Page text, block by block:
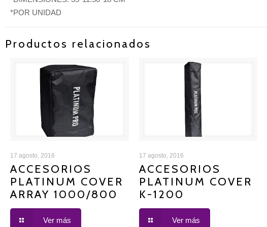
*POR UNIDAD
Productos relacionados
ACCESORIOS PLATINUM
COVER ARRAY 1000/800
17 agosto, 2016
ACCESORIOS
PLATINUM COVER
ARRAY 1000/800
Ver más
ACCESORIOS PLATINUM
COVER K-1200
17 agosto, 2016
ACCESORIOS
PLATINUM COVER
K-1200
Ver más